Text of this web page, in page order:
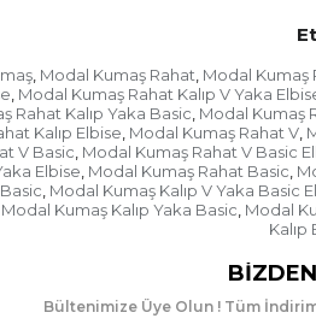
, Modal Kumaş Rahat, Modal Kumaş
, Modal Kumaş Rahat Kalıp V Yaka
Rahat Kalıp Yaka Basic, Modal Kumaş
Kalıp Elbise, Modal Kumaş Rahat V,
V Basic, Modal Kumaş Rahat V Basic
Elbise, Modal Kumaş Rahat Basic,
, Modal Kumaş Kalıp V Yaka Basic
Modal Kumaş Kalıp Yaka Basic, Modal
Kalıp
Bültenimize Üye Olun ! Tüm